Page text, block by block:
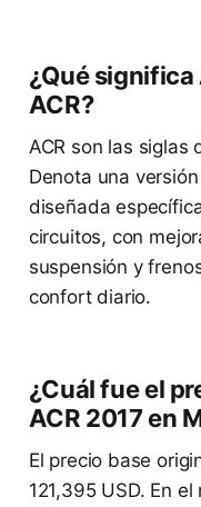
¿Qué significa
ACR?
ACR son las siglas
Denota una
diseñada
circuitos, con
suspensión y
confort diario.
¿Cuál fue el
ACR 2017 en
El precio base
121,395 USD. En